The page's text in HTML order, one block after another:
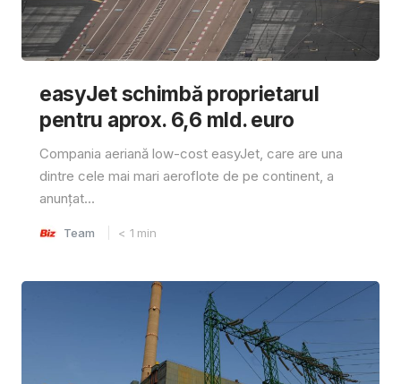
easyJet schimbă proprietarul
pentru aprox. 6,6 mld. euro
Compania aeriană low-cost easyJet, care are una
dintre cele mai mari aeroflote de pe continent, a
anunțat...
Team < 1 min